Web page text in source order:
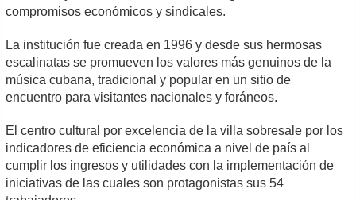
compromisos económicos y sindicales.
La institución fue creada en 1996 y desde sus hermosas
escalinatas se promueven los valores más genuinos de la
música cubana, tradicional y popular en un sitio de
encuentro para visitantes nacionales y foráneos.
El centro cultural por excelencia de la villa sobresale por los
indicadores de eficiencia económica a nivel de país al
cumplir los ingresos y utilidades con la implementación de
iniciativas de las cuales son protagonistas sus 54